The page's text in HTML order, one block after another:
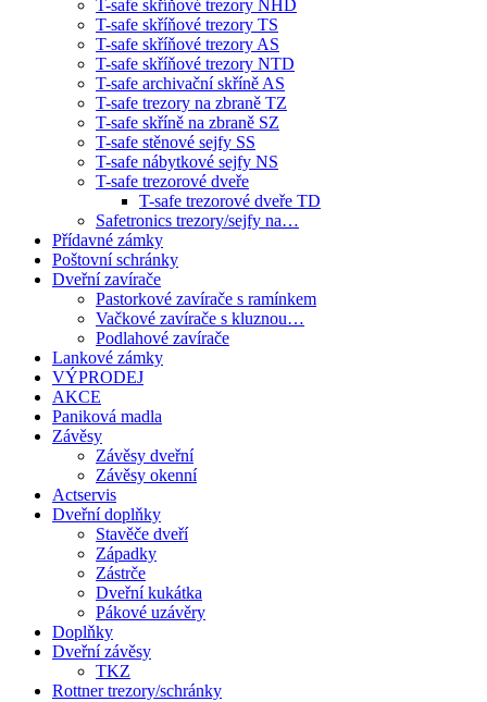
T-safe skříňové trezory NHD
T-safe skříňové trezory TS
T-safe skříňové trezory AS
T-safe skříňové trezory NTD
T-safe archivační skříně AS
T-safe trezory na zbraně TZ
T-safe skříně na zbraně SZ
T-safe stěnové sejfy SS
T-safe nábytkové sejfy NS
T-safe trezorové dveře
T-safe trezorové dveře TD
Safetronics trezory/sejfy na…
Přídavné zámky
Poštovní schránky
Dveřní zavírače
Pastorkové zavírače s ramínkem
Vačkové zavírače s kluznou…
Podlahové zavírače
Lankové zámky
VÝPRODEJ
AKCE
Paniková madla
Závěsy
Závěsy dveřní
Závěsy okenní
Actservis
Dveřní doplňky
Stavěče dveří
Západky
Zástrče
Dveřní kukátka
Pákové uzávěry
Doplňky
Dveřní závěsy
TKZ
Rottner trezory/schránky